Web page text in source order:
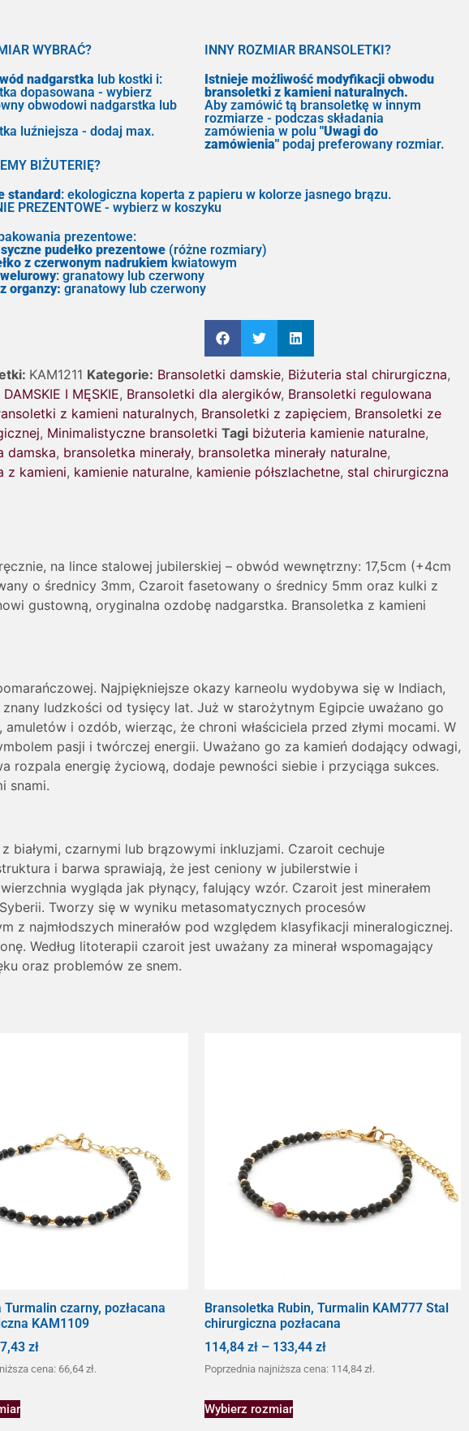
WYBRAĆ?
nadgarstka lub kostki i:
dopasowana - wybierz
obwodowi nadgarstka lub
luźniejsza - dodaj max.
INNY ROZMIAR BRANSOLETKI?
Istnieje możliwość modyfikacji obwodu
bransoletki z kamieni naturalnych.
Aby zamówić tą bransoletkę w innym
rozmiarze - podczas składania
zamówienia w polu "Uwagi do
zamówienia" podaj preferowany rozmiar.
BIŻUTERIĘ?
standard: ekologiczna koperta z papieru w kolorze jasnego brązu.
PREZENTOWE - wybierz w koszyku
prezentowe:
pudełko prezentowe (różne rozmiary)
z czerwonym nadrukiem kwiatowym
: granatowy lub czerwony
organzy: granatowy lub czerwony
KAM1211 Kategorie: Bransoletki damskie, Biżuteria stal chirurgiczna,
I MĘSKIE, Bransoletki dla alergików, Bransoletki regulowana
z kamieni naturalnych, Bransoletki z zapięciem, Bransoletki ze
, Minimalistyczne bransoletki Tagi biżuteria kamienie naturalne,
damska, bransoletka minerały, bransoletka minerały naturalne,
z kamieni, kamienie naturalne, kamienie półszlachetne, stal chirurgiczna
na lince stalowej jubilerskiej – obwód wewnętrzny: 17,5cm (+4cm
o średnicy 3mm, Czaroit fasetowany o średnicy 5mm oraz kulki z
gustowną, oryginalna ozdobę nadgarstka. Bransoletka z kamieni
Najpiękniejsze okazy karneolu wydobywa się w Indiach,
ludzkości od tysięcy lat. Już w starożytnym Egipcie uważano go
i ozdób, wierząc, że chroni właściciela przed złymi mocami. W
pasji i twórczej energii. Uważano go za kamień dodający odwagi,
rozpala energię życiową, dodaje pewności siebie i przyciąga sukces.
snami.
czarnymi lub brązowymi inkluzjami. Czaroit cechuje
i barwa sprawiają, że jest ceniony w jubilerstwie i
wygląda jak płynący, falujący wzór. Czaroit jest minerałem
Tworzy się w wyniku metasomatycznych procesów
z najmłodszych minerałów pod względem klasyfikacji mineralogicznej.
Według litoterapii czaroit jest uważany za minerał wspomagający
oraz problemów ze snem.
czarny, pozłacana
KAM1109
zł
cena: 66,64 zł.
Bransoletka Rubin, Turmalin KAM777 Stal
chirurgiczna pozłacana
114,84 zł – 133,44 zł
Poprzednia najniższa cena: 114,84 zł.
Wybierz rozmiar